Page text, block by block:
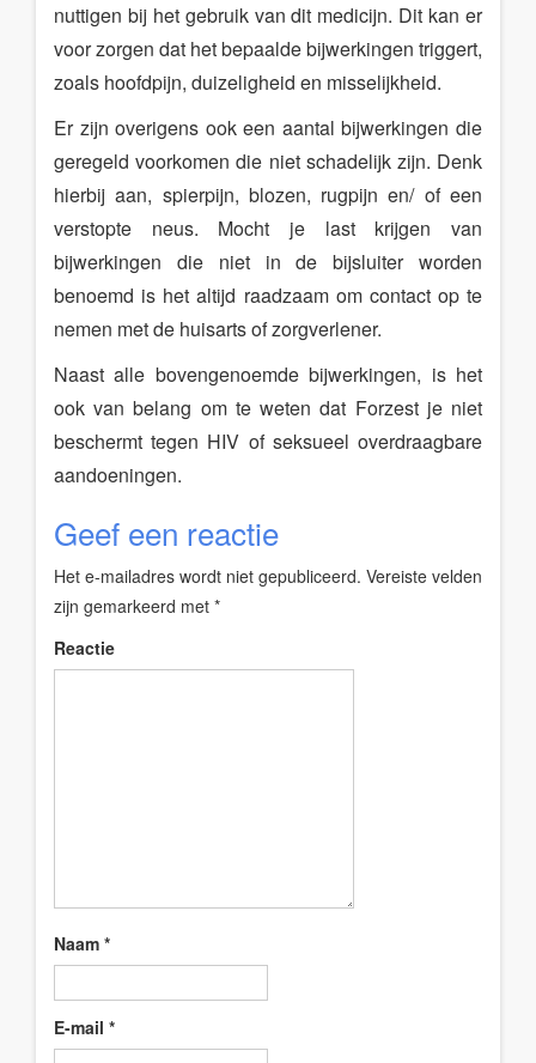
nuttigen bij het gebruik van dit medicijn. Dit kan er
voor zorgen dat het bepaalde bijwerkingen triggert,
zoals hoofdpijn, duizeligheid en misselijkheid.
Er zijn overigens ook een aantal bijwerkingen die
geregeld voorkomen die niet schadelijk zijn. Denk
hierbij aan, spierpijn, blozen, rugpijn en/ of een
verstopte neus. Mocht je last krijgen van
bijwerkingen die niet in de bijsluiter worden
benoemd is het altijd raadzaam om contact op te
nemen met de huisarts of zorgverlener.
Naast alle bovengenoemde bijwerkingen, is het
ook van belang om te weten dat Forzest je niet
beschermt tegen HIV of seksueel overdraagbare
aandoeningen.
Geef een reactie
Het e-mailadres wordt niet gepubliceerd. Vereiste velden
zijn gemarkeerd met *
Reactie
Naam *
E-mail *